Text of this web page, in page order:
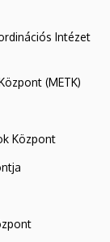
Intézet
(METK)
Központ